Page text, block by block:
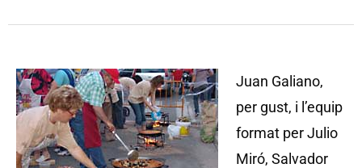
Juan Galiano,
per gust, i l’equip
format per Julio
Miró, Salvador